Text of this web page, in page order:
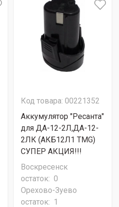
Код товара: 00221352
Аккумулятор "Ресанта"
для ДА-12-2Л,ДА-12-
2ЛК (АКБ12Л1 TMG)
СУПЕР АКЦИЯ!!!
Воскресенск
остаток: 0
Орехово-Зуево
остаток: 1